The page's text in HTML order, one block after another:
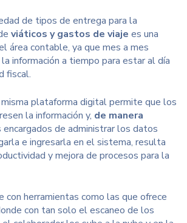
de tipos de entrega para la
viáticos y gastos de viaje es una
área contable, ya que mes a mes
información a tiempo para estar al día
fiscal.
misma plataforma digital permite que los
la información y, de manera
encargados de administrar los datos
e ingresarla en el sistema, resulta
y mejora de procesos para la
con herramientas como las que ofrece
con tan solo el escaneo de los